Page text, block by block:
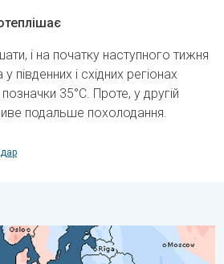
і на початку наступного тижня
південних і східних регіонах
35°C. Проте, у другій
подальше похолодання.
Таким був липень в Європі. . .